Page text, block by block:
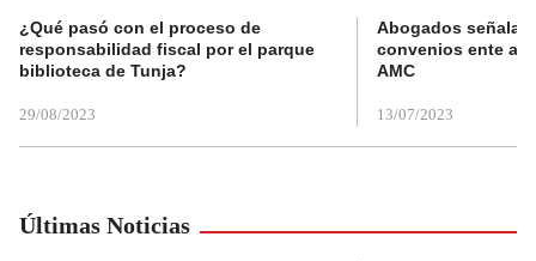
¿Qué pasó con el proceso de
responsabilidad fiscal por el parque
biblioteca de Tunja?
29/08/2023
Abogados
convenios ente
AMC
13/07/2023
Últimas Noticias